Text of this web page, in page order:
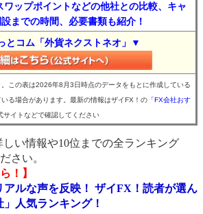
ップポイントなどの他社との比較、キャ
までの時間、必要書類も紹介！
とコム「外貨ネクストネオ」▼
この表は2026年8月3日時点のデータをもとに作成している
る場合があります。最新の情報はザイFX！の 「FX会社おす
サイトなどで確認してください
い情報や10位までの全ランキング
さい。
！】
ルな声を反映！ ザイFX！読者が選ん
人気ランキング！